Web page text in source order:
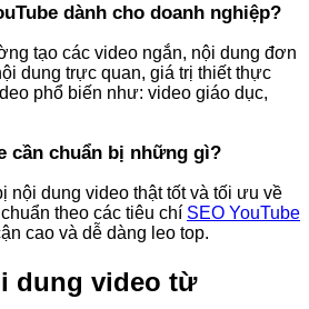
dành cho doanh nghiệp?
tạo các video ngắn, nội dung đơn
dung trực quan, giá trị thiết thực
phổ biến như: video giáo dục,
cần chuẩn bị những gì?
nội dung video thật tốt và tối ưu về
theo các tiêu chí SEO YouTube
cao và dễ dàng leo top.
dung video từ